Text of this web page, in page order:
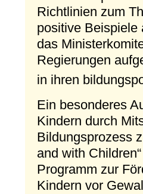
Richtlinien zum
positive Beispiele
das
Regierungen
in ihren
Ein besonderes
Kindern durch
Bildungsprozess
and with
Programm zur
Kindern vor